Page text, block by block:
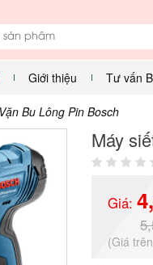
Giới thiệu Tư vấn
Bu Lông Pin Bosch
Máy
Giá:
(Giá